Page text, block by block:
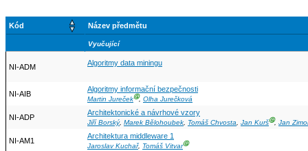
Kód Název předmětu
Vyučující
NI-ADM Algoritmy data miningu
NI-AIB
Algoritmy informační bezpečnosti
Martin JurečekⒼ, Olha Jurečková
NI-ADP
Architektonické a návrhové vzory
Jiří Borský, Marek Bělohoubek, Tomáš Chvosta, Jan KuršⒼ, Jan
NI-AM1
Architektura middleware 1
Jaroslav Kuchař, Tomáš VitvarⒼ